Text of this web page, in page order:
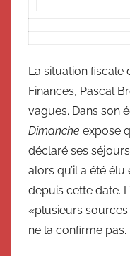
La situation fiscale
Finances, Pascal
vagues. Dans son
Dimanche expose
déclaré ses séjours
alors qu’il a été
depuis cette date.
«plusieurs
ne la confirme pas.